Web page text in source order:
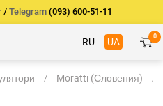
/ Telegram (093) 600-51-11
RU UA 0
Moratti (Словения)